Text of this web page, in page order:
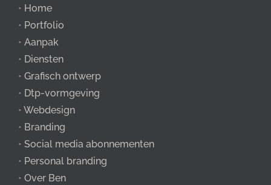
• Home
• Portfolio
• Aanpak
• Diensten
• Grafisch ontwerp
• Dtp-vormgeving
• Webdesign
• Branding
• Social media abonnementen
• Personal branding
• Over Ben